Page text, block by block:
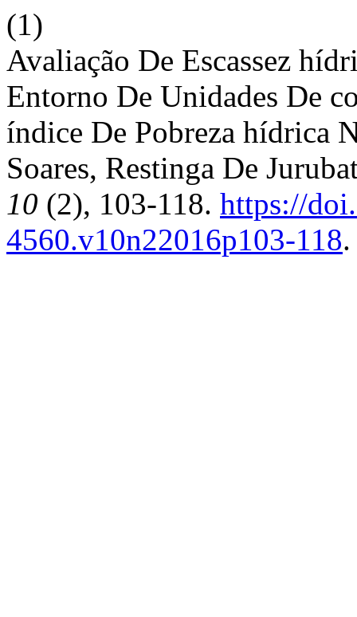
(1)
Avaliação De Escassez
Entorno De Unidades De
índice De Pobreza hídrica
Soares, Restinga De
10 (2), 103-118. https://
4560.v10n22016p103-118.